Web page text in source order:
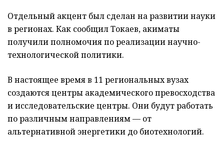
Отдельный акцент был сделан на развитии науки
в регионах. Как сообщил Токаев, акиматы
получили полномочия по реализации научно-
технологической политики.
В настоящее время в 11 региональных вузах
создаются центры академического превосходства
и исследовательские центры. Они будут работать
по различным направлениям — от
альтернативной энергетики до биотехнологий.